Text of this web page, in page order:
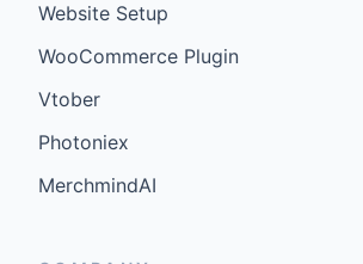
Website Setup
WooCommerce Plugin
Vtober
Photoniex
MerchmindAI